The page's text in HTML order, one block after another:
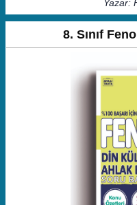
Yazar:
8. Sınıf